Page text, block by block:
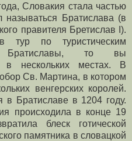
Словакия стала частью
называться Братислава (в
правителя Бретислав I).
тур по туристическим
Братиславы, то вы
в нескольких местах. В
Св. Мартина, в котором
венгерских королей.
в Братиславе в 1204 году.
происходила в конце 19
блеск готической
памятника в словацкой